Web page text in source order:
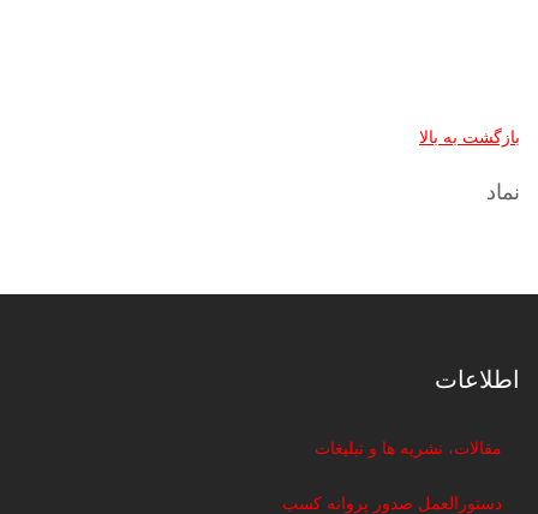
بازگشت به بالا
نماد
اطلاعات
مقالات، نشریه ها و تبلیغات
دستورالعمل صدور پروانه کسب